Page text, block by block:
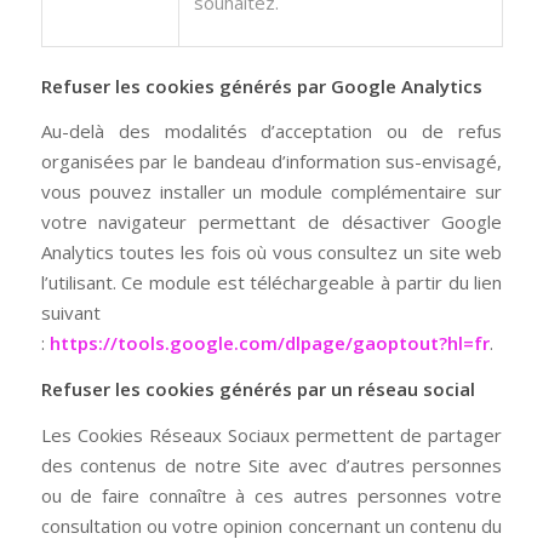
Refuser les cookies générés par Google Analytics
Au-delà des modalités d’acceptation ou de refus
organisées par le bandeau d’information sus-envisagé,
vous pouvez installer un module complémentaire sur
votre navigateur permettant de désactiver Google
Analytics toutes les fois où vous consultez un site web
l’utilisant. Ce module est téléchargeable à partir du lien
suivant
: https://tools.google.com/dlpage/gaoptout?hl=fr.
Refuser les cookies générés par un réseau social
Les Cookies Réseaux Sociaux permettent de partager
des contenus de notre Site avec d’autres personnes
ou de faire connaître à ces autres personnes votre
consultation ou votre opinion concernant un contenu du